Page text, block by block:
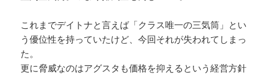
これまでデイトナと言えば「クラス唯一の三気筒」とい
う優位性を持っていたけど、今回それが失われてしまっ
た。
更に脅威なのはアグスタも価格を抑えるという経営方針